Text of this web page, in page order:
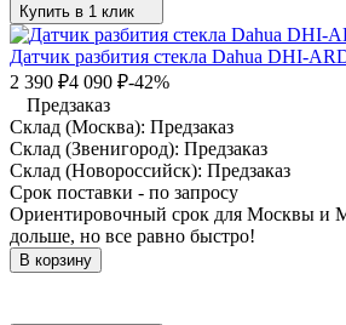
Купить в 1 клик
Датчик разбития стекла Dahua DHI-
2 390 ₽4 090 ₽-42%
Предзаказ
Склад (Москва): Предзаказ
Склад (Звенигород): Предзаказ
Склад (Новороссийск): Предзаказ
Срок поставки - по запросу
Ориентировочный срок для Москвы и
дольше, но все равно быстро!
В корзину